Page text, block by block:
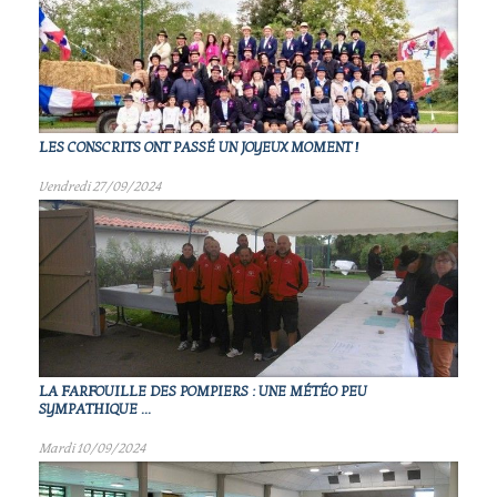
LES CONSCRITS ONT PASSÉ UN JOYEUX MOMENT !
Vendredi 27/09/2024
LA FARFOUILLE DES POMPIERS : UNE MÉTÉO PEU
SYMPATHIQUE ...
Mardi 10/09/2024